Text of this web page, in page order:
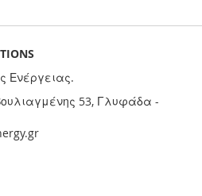
Ενέργειας.
53, Γλυφάδα -